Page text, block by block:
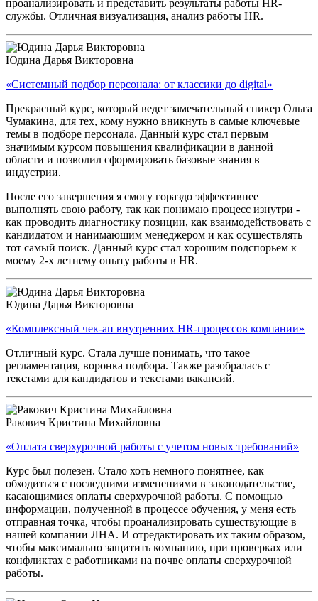
проанализировать и представить результаты работы HR-
службы. Отличная визуализация, анализ работы HR.
Юдина Дарья Викторовна
«Cистемный подбор персонала: от классики до digital»
Прекрасный курс, который ведет замечательный спикер Ольга
Чумакина, для тех, кому нужно вникнуть в самые ключевые
темы в подборе персонала. Данный курс стал первым
значимым курсом повышения квалификации в данной
области и позволил сформировать базовые знания в
индустрии.
После его завершения я смогу гораздо эффективнее
выполнять свою работу, так как понимаю процесс изнутри -
как проводить диагностику позиции, как взаимодействовать с
кандидатом и нанимающим менеджером и как осуществлять
тот самый поиск. Данный курс стал хорошим подспорьем к
моему 2-х летнему опыту работы в HR.
Юдина Дарья Викторовна
«Комплексный чек-ап внутренних HR-процессов компании»
Отличный курс. Стала лучше понимать, что такое
регламентация, воронка подбора. Также разобралась с
текстами для кандидатов и текстами вакансий.
Ракович Кристина Михайловна
«Оплата сверхурочной работы с учетом новых требований»
Курс был полезен. Стало хоть немного понятнее, как
обходиться с последними изменениями в законодательстве,
касающимися оплаты сверхурочной работы. С помощью
информации, полученной в процессе обучения, у меня есть
отправная точка, чтобы проанализировать существующие в
нашей компании ЛНА. И отредактировать их таким образом,
чтобы максимально защитить компанию, при проверках или
конфликтах с работниками на почве оплаты сверхурочной
работы.